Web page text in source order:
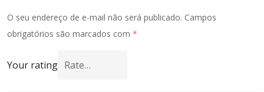
O seu endereço de e-mail não será publicado. Campos
obrigatórios são marcados com *
Your rating